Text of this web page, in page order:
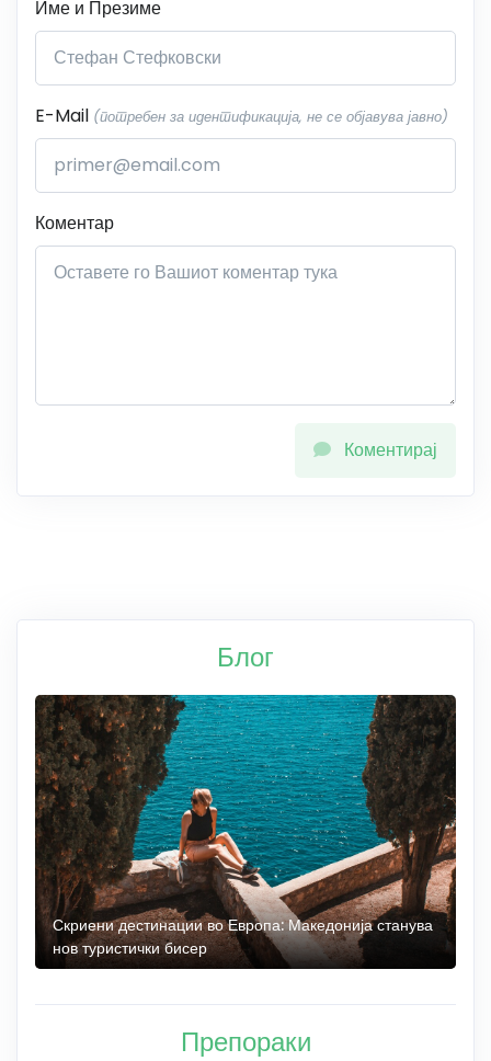
Име и Презиме
E-Mail (потребен за идентификација, не се објавува јавно)
Коментар
Коментирај
Блог
Скриени дестинации во Европа: Македонија станува
нов туристички бисер
Препораки